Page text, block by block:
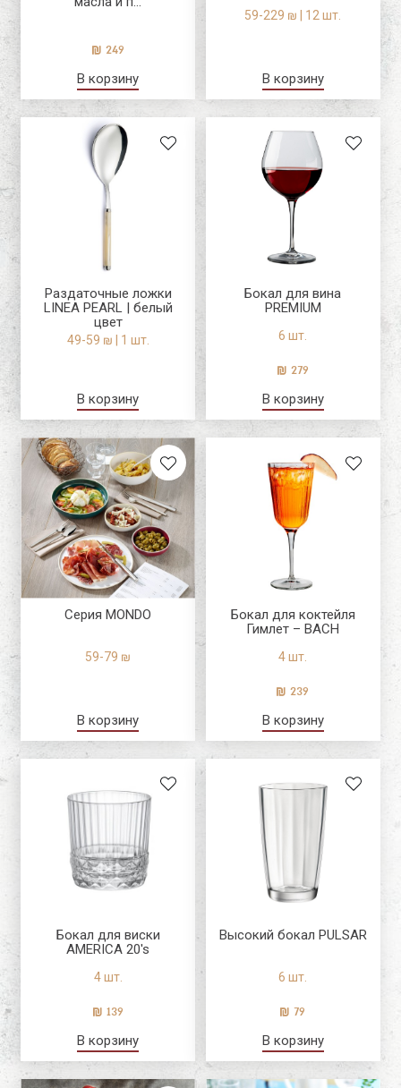
249
В корзину
59-229 ₪ | 12 шт.
В корзину
Раздаточные ложки
LINEA PEARL | белый
цвет
49-59 ₪ | 1 шт.
В корзину
Бокал для вина
PREMIUM
6 шт.
279
В корзину
Серия MONDO
59-79 ₪
В корзину
Бокал для коктейля
Гимлет – BACH
4 шт.
239
В корзину
Бокал для виски
AMERICA 20's
4 шт.
139
В корзину
Высокий бокал PULSAR
6 шт.
79
В корзину